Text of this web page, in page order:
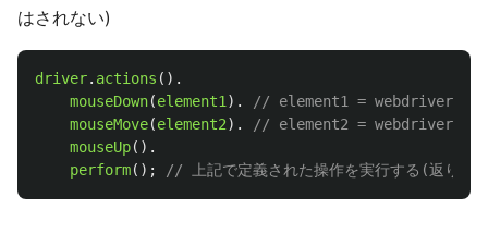
はされない)
driver. actions ().
mouseDown(element1 ).
// element1 =
mouseMove(element2).
// element2 =
mouseUp().
perform(); // 上記で定義された操作を実行する(返り値